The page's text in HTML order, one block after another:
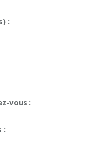
:
vous :
: